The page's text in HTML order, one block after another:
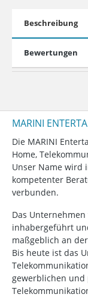
Beschreibung
Bewertungen
MARINI
Die MARINI
Home,
Unser Name wird
kompetenter
verbunden.
Das
inhabergeführt
maßgeblich an
Bis heute ist das
gewerblichen